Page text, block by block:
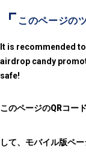
このページの
It is recommended
airdrop candy
safe!
このページのQRコー
して、モバイル版ペ